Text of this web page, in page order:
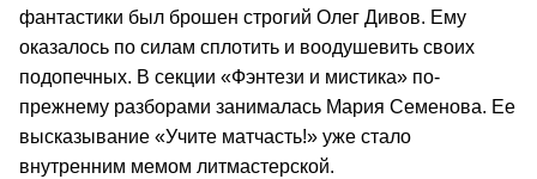
фантастики был брошен строгий Олег Дивов. Ему
оказалось по силам сплотить и воодушевить своих
подопечных. В секции «Фэнтези и мистика» по-
прежнему разборами занималась Мария Семенова. Ее
высказывание «Учите матчасть!» уже стало
внутренним мемом литмастерской.